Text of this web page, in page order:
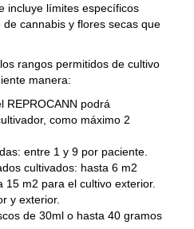
incluye límites específicos
cannabis y flores secas que
rangos permitidos de cultivo
manera:
REPROCANN podrá
como máximo 2
entre 1 y 9 por paciente.
cultivados: hasta 6 m2
15 m2 para el cultivo exterior.
y exterior.
de 30ml o hasta 40 gramos